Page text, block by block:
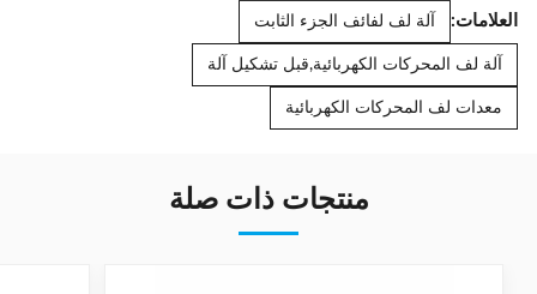
العلامات: آلة لف لفائف الجزء الثابت
آلة لف المحركات الكهربائية,قبل تشكيل آلة
معدات لف المحركات الكهربائية
منتجات ذات صلة